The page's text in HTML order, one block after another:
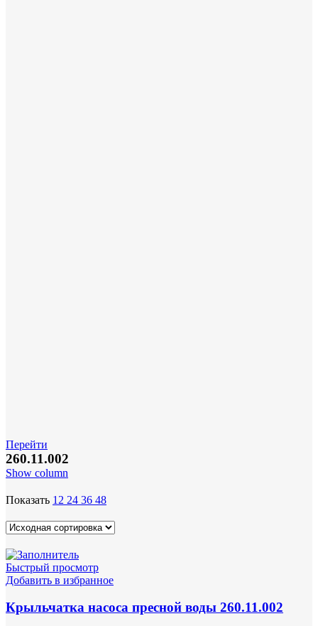
Перейти
260.11.002
Show column
Показать 12 24 36 48
Быстрый просмотр
Добавить в избранное
Крыльчатка насоса пресной воды 260.11.002